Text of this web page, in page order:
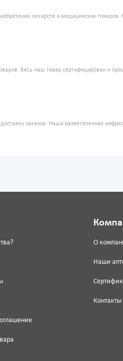
лекарств и медицинских
Весь наш товар сертифицирован и
заказов. Наша разветвленная
О
Наши
Контакты